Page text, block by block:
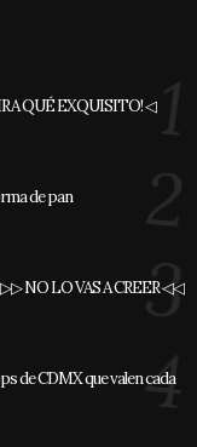
QUÉ EXQUISITO! ◁1
de pan
NO LO VAS A CREER ◁◁
3
de CDMX que valen cada
4